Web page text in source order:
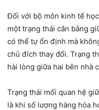
Đối với bộ môn kinh tế
một trạng thái cân bằng
có thể tự ổn định mà
chủ đích thay đổi. Trạng
hài lòng giữa hai bên nhà
Trạng thái mối quan hệ
là khi số lượng hàng hóa